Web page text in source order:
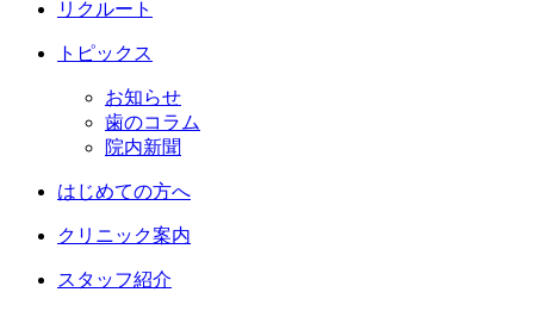
リクルート
トピックス
お知らせ
歯のコラム
院内新聞
はじめての方へ
クリニック案内
スタッフ紹介